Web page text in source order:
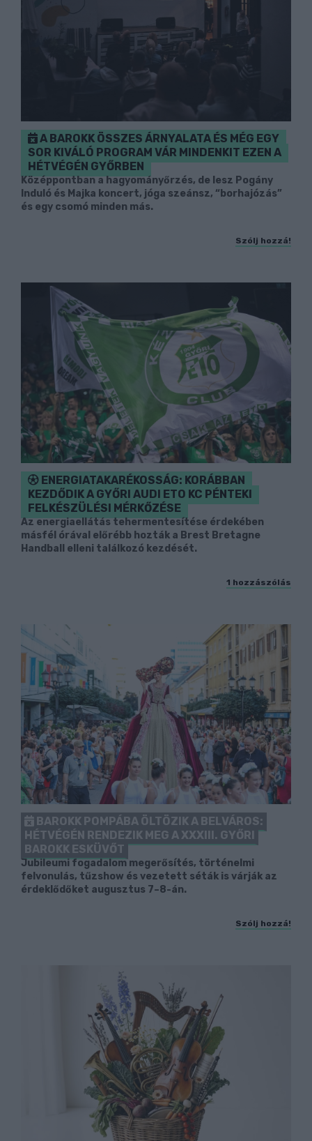
A BAROKK ÖSSZES ÁRNYALATA ÉS MÉG EGY
SOR KIVÁLÓ PROGRAM VÁR MINDENKIT EZEN A
HÉTVÉGÉN GYŐRBEN
Középpontban a hagyományőrzés, de lesz Pogány
Induló és Majka koncert, jóga szeánsz, “borhajózás”
és egy csomó minden más.
Szólj hozzá!
ENERGIATAKARÉKOSSÁG: KORÁBBAN
KEZDŐDIK A GYŐRI AUDI ETO KC PÉNTEKI
FELKÉSZÜLÉSI MÉRKŐZÉSE
Az energiaellátás tehermentesítése érdekében
másfél órával előrébb hozták a Brest Bretagne
Handball elleni találkozó kezdését.
1 hozzászólás
BAROKK POMPÁBA ÖLTÖZIK A BELVÁROS:
HÉTVÉGÉN RENDEZIK MEG A XXXIII. GYŐRI
BAROKK ESKÜVŐT
Jubileumi fogadalom megerősítés, történelmi
felvonulás, tűzshow és vezetett séták is várják az
érdeklődőket augusztus 7–8-án.
Szólj hozzá!